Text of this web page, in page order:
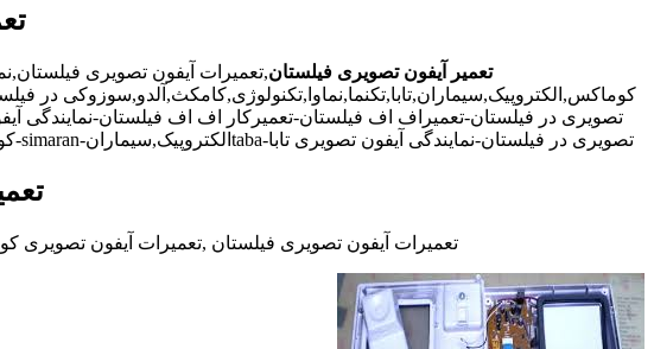
تعمیر آیفون تصویری فیلستان,تعمیرات آیفون تصویری
کوماکس,الکتروپیک,سیماران,تابا,تکنما,نماوا,تکنولوژی,کامکث,آلدو,سوزوکی در
تصویری در فیلستان-تعمیراف اف فیلستان-تعمیرکار اف اف فیلستان-نمایندگی
تصویری در فیلستان-نمایندگی آیفون تصویری تابا-tabaالکتروپیک,سیماران-simaran-کوماکس commax-کامکس camax-سوزوکی suzuki-آلدو ALDO در فیلستان-تعمیرات آیفون تصویری خیابان و محله فیلستان
تعمیرات آیفون تصویری فیلستان ,تعمیرات آیفون تصویری